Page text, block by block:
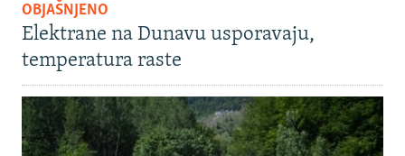
OBJAŠNJENO
Elektrane na Dunavu usporavaju,
temperatura raste